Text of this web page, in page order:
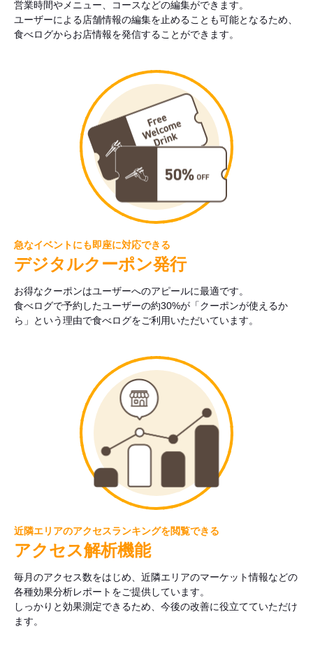
営業時間やメニュー、コースなどの編集ができます。
ユーザーによる店舗情報の編集を止めることも可能となるため、
食べログからお店情報を発信することができます。
急なイベントにも即座に対応できる
デジタルクーポン発行
お得なクーポンはユーザーへのアピールに最適です。
食べログで予約したユーザーの約30%が「クーポンが使えるか
ら」という理由で食べログをご利用いただいています。
近隣エリアのアクセスランキングを閲覧できる
アクセス解析機能
毎月のアクセス数をはじめ、近隣エリアのマーケット情報などの
各種効果分析レポートをご提供しています。
しっかりと効果測定できるため、今後の改善に役立てていただけ
ます。